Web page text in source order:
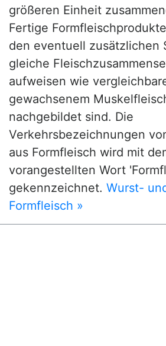
größeren Einheit
Fertige
den eventuell zusätzlichen
gleiche
aufweisen wie
gewachsenem
nachgebildet sind. Die
Verkehrsbezeichnungen
aus Formfleisch wird mit
vorangestellten Wort
gekennzeichnet. Wurst-
Formfleisch »